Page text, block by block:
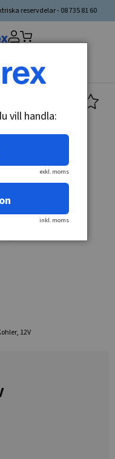
reservdelar - 08 735 81 60
12V
vill handla:
exkl. moms
inkl. moms